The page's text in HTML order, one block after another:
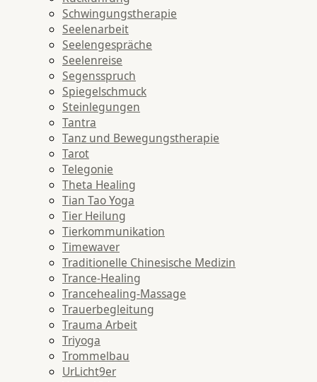
Schwingungstherapie
Seelenarbeit
Seelengespräche
Seelenreise
Segensspruch
Spiegelschmuck
Steinlegungen
Tantra
Tanz und Bewegungstherapie
Tarot
Telegonie
Theta Healing
Tian Tao Yoga
Tier Heilung
Tierkommunikation
Timewaver
Traditionelle Chinesische Medizin
Trance-Healing
Trancehealing-Massage
Trauerbegleitung
Trauma Arbeit
Triyoga
Trommelbau
UrLicht9er